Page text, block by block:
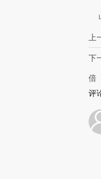
上
下
倍
评